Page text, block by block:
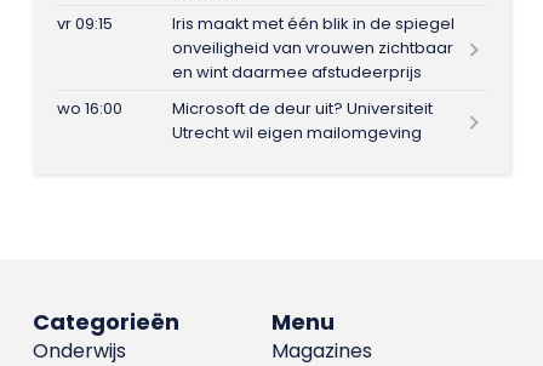
vr 09:15
Iris maakt met één blik in de spiegel
onveiligheid van vrouwen zichtbaar
en wint daarmee afstudeerprijs
wo 16:00
Microsoft de deur uit? Universiteit
Utrecht wil eigen mailomgeving
Menu
Magazines
Categorieën
Onderwijs